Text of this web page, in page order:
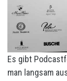
Es gibt
man langsam